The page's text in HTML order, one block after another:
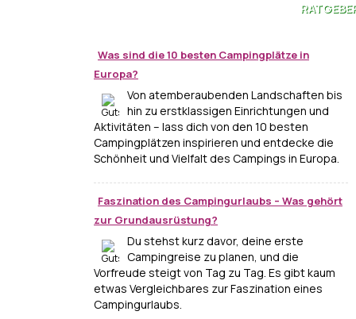
Was sind die 10 besten Campingplätze in
Europa?
Von atemberaubenden Landschaften bis
hin zu erstklassigen Einrichtungen und
Aktivitäten – lass dich von den 10 besten
Campingplätzen inspirieren und entdecke die
Schönheit und Vielfalt des Campings in Europa.
Faszination des Campingurlaubs – Was gehört
zur Grundausrüstung?
Du stehst kurz davor, deine erste
Campingreise zu planen, und die
Vorfreude steigt von Tag zu Tag. Es gibt kaum
etwas Vergleichbares zur Faszination eines
Campingurlaubs.